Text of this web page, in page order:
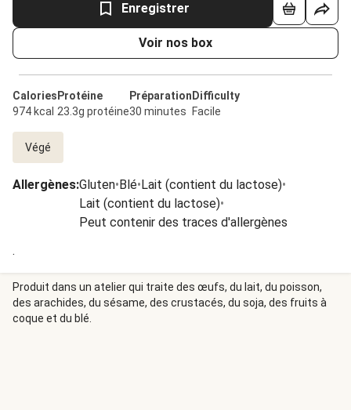
Enregistrer
Voir nos box
Calories
974 kcal
Protéine
23.3g protéine
Préparation
30 minutes
Difficulty
Facile
Végé
Allergènes:Gluten•Blé•Lait (contient du lactose)•
Lait (contient du lactose)•
Peut contenir des traces d'allergènes
.
Produit dans un atelier qui traite des œufs, du lait, du poisson,
des arachides, du sésame, des crustacés, du soja, des fruits à
coque et du blé.